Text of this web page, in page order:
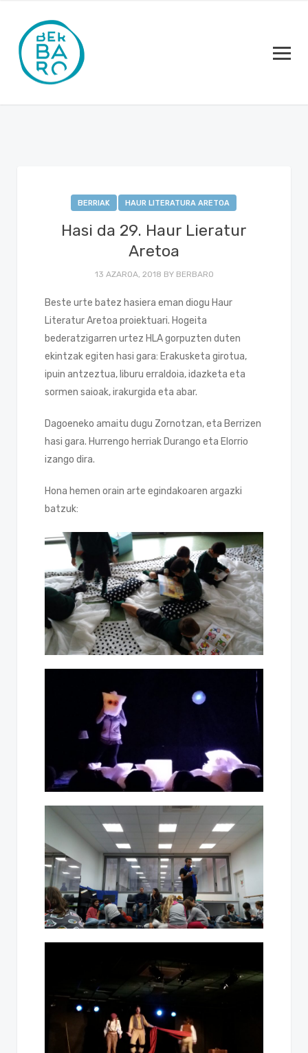
BERRIAK HAUR LITERATURA ARETOA
Hasi da 29. Haur Lieratur
Aretoa
13 AZAROA, 2018 BY BERBARO
Beste urte batez hasiera eman diogu Haur
Literatur Aretoa proiektuari. Hogeita
bederatzigarren urtez HLA gorpuzten duten
ekintzak egiten hasi gara: Erakusketa girotua,
ipuin antzeztua, liburu erraldoia, idazketa eta
sormen saioak, irakurgida eta abar.
Dagoeneko amaitu dugu Zornotzan, eta Berrizen
hasi gara. Hurrengo herriak Durango eta Elorrio
izango dira.
Hona hemen orain arte egindakoaren argazki
batzuk: